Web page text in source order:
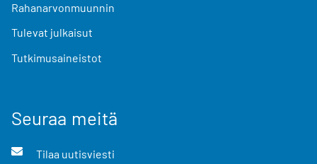
Rahanarvonmuunnin
Tulevat julkaisut
Tutkimusaineistot
Seuraa meitä
Tilaa uutisviesti